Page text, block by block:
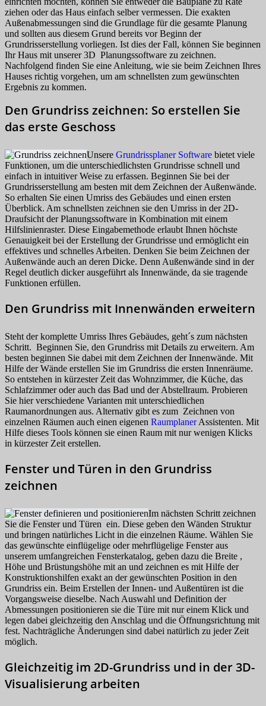
ziehen oder das Haus einfach selber vermessen. Die exakten
Außenabmessungen sind die Grundlage für die gesamte Planung
und sollten aus diesem Grund bereits vor Beginn der
Grundrisserstellung vorliegen. Ist dies der Fall, können Sie beginnen
Ihr Haus mit unserer 3D Planungssoftware zu zeichnen.
Nachfolgend finden Sie eine Anleitung, wie sie beim Zeichnen Ihres
Hauses richtig vorgehen, um am schnellsten zum gewünschten
Ergebnis zu kommen.
Den Grundriss zeichnen: So erstellen Sie
das erste Geschoss
Unsere Grundrissplaner Software bietet viele
Funktionen, um die unterschiedlichsten Grundrisse schnell und
einfach in intuitiver Weise zu erfassen. Beginnen Sie bei der
Grundrisserstellung am besten mit dem Zeichnen der Außenwände.
So erhalten Sie einen Umriss des Gebäudes und einen ersten
Überblick. Am schnellsten zeichnen sie den Umriss in der 2D-
Draufsicht der Planungssoftware in Kombination mit einem
Hilfslinienraster. Diese Eingabemethode erlaubt Ihnen höchste
Genauigkeit bei der Erstellung der Grundrisse und ermöglicht ein
effektives und schnelles Arbeiten. Denken Sie beim Zeichnen der
Außenwände auch an deren Dicke. Denn Außenwände sind in der
Regel deutlich dicker ausgeführt als Innenwände, da sie tragende
Funktionen erfüllen.
Den Grundriss mit Innenwänden erweitern
Steht der komplette Umriss Ihres Gebäudes, geht´s zum nächsten
Schritt. Beginnen Sie, den Grundriss mit Details zu erweitern. Am
besten beginnen Sie dabei mit dem Zeichnen der Innenwände. Mit
Hilfe der Wände erstellen Sie im Grundriss die ersten Innenräume.
So entstehen in kürzester Zeit das Wohnzimmer, die Küche, das
Schlafzimmer oder auch das Bad und der Abstellraum. Probieren
Sie hier verschiedene Varianten mit unterschiedlichen
Raumanordnungen aus. Alternativ gibt es zum Zeichnen von
einzelnen Räumen auch einen eigenen RaumplanerAssistenten. Mit
Hilfe dieses Tools können sie einen Raum mit nur wenigen Klicks
in kürzester Zeit erstellen.
Fenster und Türen in den Grundriss
zeichnen
Im nächsten Schritt zeichnen
Sie die Fenster und Türen ein. Diese geben den Wänden Struktur
und bringen natürliches Licht in die einzelnen Räume. Wählen Sie
das gewünschte einflügelige oder mehrflügelige Fenster aus
unserem umfangreichen Fensterkatalog, geben dazu die Breite ,
Höhe und Brüstungshöhe mit an und zeichnen es mit Hilfe der
Konstruktionshilfen exakt an der gewünschten Position in den
Grundriss ein. Beim Erstellen der Innen- und Außentüren ist die
Vorgangsweise dieselbe. Nach Auswahl und Definition der
Abmessungen positionieren sie die Türe mit nur einem Klick und
legen dabei gleichzeitig den Anschlag und die Öffnungsrichtung mit
fest. Nachträgliche Änderungen sind dabei natürlich zu jeder Zeit
möglich.
Gleichzeitig im 2D-Grundriss und in der 3D-
Visualisierung arbeiten